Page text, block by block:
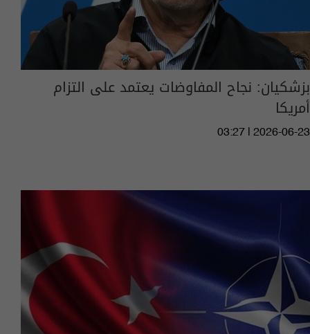
بزشكيان: نجاح المفاوضات يعتمد على التزام
أمريكا
03:27 | 2026-06-23